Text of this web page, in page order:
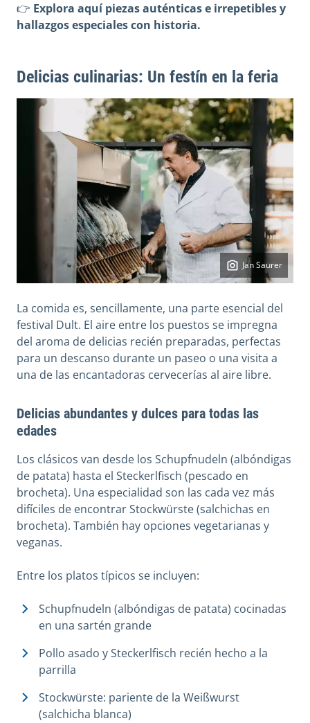
👉 Explora aquí piezas auténticas e irrepetibles y
hallazgos especiales con historia.
Delicias culinarias: Un festín en la feria
Jan Saurer
La comida es, sencillamente, una parte esencial del
festival Dult. El aire entre los puestos se impregna
del aroma de delicias recién preparadas, perfectas
para un descanso durante un paseo o una visita a
una de las encantadoras cervecerías al aire libre.
Delicias abundantes y dulces para todas las
edades
Los clásicos van desde los Schupfnudeln (albóndigas
de patata) hasta el Steckerlfisch (pescado en
brocheta). Una especialidad son las cada vez más
difíciles de encontrar Stockwürste (salchichas en
brocheta). También hay opciones vegetarianas y
veganas.
Entre los platos típicos se incluyen:
Schupfnudeln (albóndigas de patata) cocinadas
en una sartén grande
Pollo asado y Steckerlfisch recién hecho a la
parrilla
Stockwürste: pariente de la Weißwurst
(salchicha blanca)